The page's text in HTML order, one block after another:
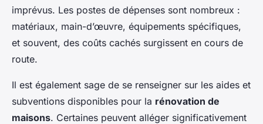
imprévus. Les postes de dépenses sont nombreux :
matériaux, main-d’œuvre, équipements spécifiques,
et souvent, des coûts cachés surgissent en cours de
route.
Il est également sage de se renseigner sur les aides et
subventions disponibles pour la rénovation de
maisons. Certaines peuvent alléger significativement